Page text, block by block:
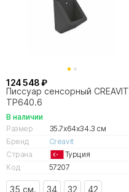
124 548 ₽
Писсуар сенсорный CREAVIT
TP640.6
В наличии
Размер
35.7x64x34.3 см
Бренд
Creavit
Страна
Турция
Код
57207
35 см. 34 32 42